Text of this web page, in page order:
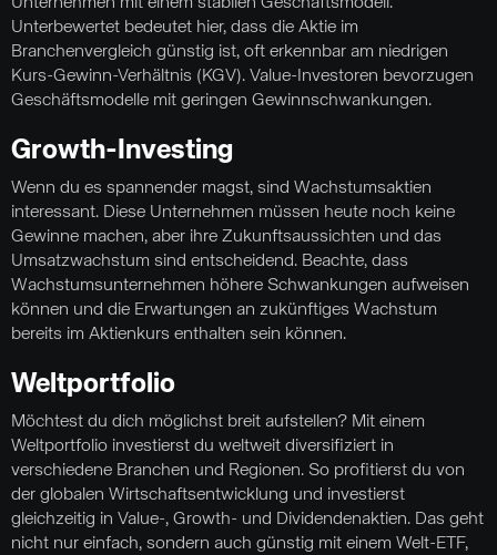
Unternehmen mit einem stabilen Geschäftsmodell.
Unterbewertet bedeutet hier, dass die Aktie im
Branchenvergleich günstig ist, oft erkennbar am niedrigen
Kurs-Gewinn-Verhältnis (KGV). Value-Investoren bevorzugen
Geschäftsmodelle mit geringen Gewinnschwankungen.
Growth-Investing
Wenn du es spannender magst, sind Wachstumsaktien
interessant. Diese Unternehmen müssen heute noch keine
Gewinne machen, aber ihre Zukunftsaussichten und das
Umsatzwachstum sind entscheidend. Beachte, dass
Wachstumsunternehmen höhere Schwankungen aufweisen
können und die Erwartungen an zukünftiges Wachstum
bereits im Aktienkurs enthalten sein können.
Weltportfolio
Möchtest du dich möglichst breit aufstellen? Mit einem
Weltportfolio investierst du weltweit diversifiziert in
verschiedene Branchen und Regionen. So profitierst du von
der globalen Wirtschaftsentwicklung und investierst
gleichzeitig in Value-, Growth- und Dividendenaktien. Das geht
nicht nur einfach, sondern auch günstig mit einem Welt-ETF,